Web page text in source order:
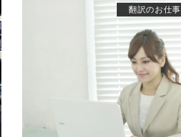
翻訳のお仕事